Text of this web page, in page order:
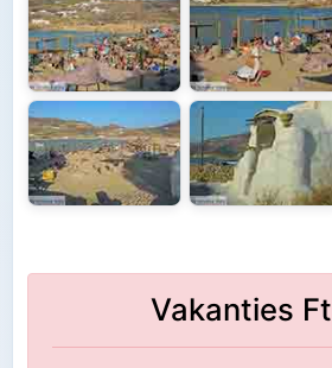
Vakanties